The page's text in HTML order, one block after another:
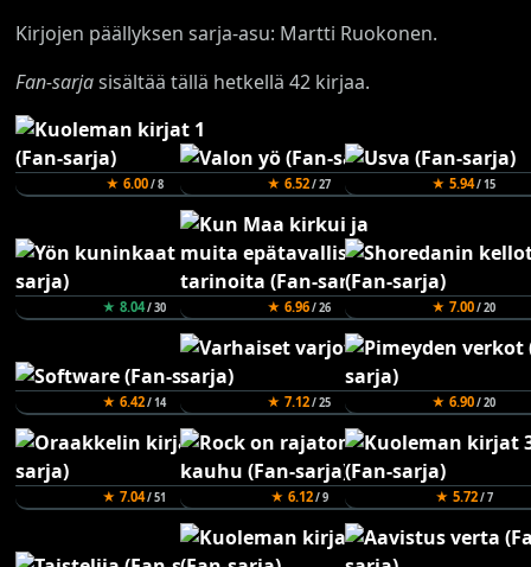
Kirjojen päällyksen sarja-asu: Martti Ruokonen.
Fan-sarjasisältää tällä hetkellä 42 kirjaa.
★ 6.00/ 8 ★ 6.52/ 27 ★ 5.94/ 15
★ 8.04/ 30 ★ 6.96/ 26 ★ 7.00/ 20
★ 6.42/ 14 ★ 7.12/ 25 ★ 6.90/ 20
★ 7.04/ 51 ★ 6.12/ 9 ★ 5.72/ 7